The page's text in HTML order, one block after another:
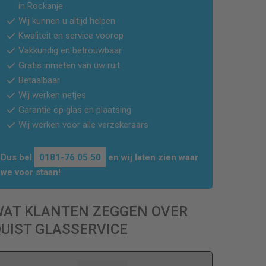
in Rockanje
Wij kunnen u altijd helpen
Kwaliteit en service voorop
Vakkundig en betrouwbaar
Gratis inmeten van uw ruit
Betaalbaar
Wij werken netjes
Garantie op glas en plaatsing
Wij werken voor alle verzekeraars
Dus bel 0181-76 05 50
en wij laten zien waar
we voor staan!
KLANTEN ZEGGEN OVER
GLASSERVICE